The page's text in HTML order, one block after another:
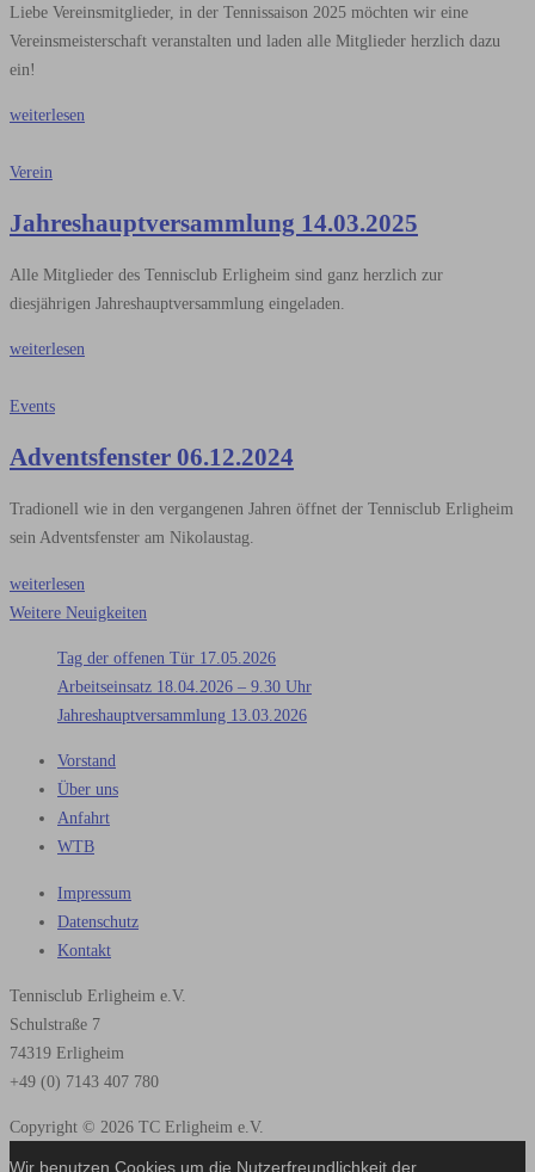
Liebe Vereinsmitglieder, in der Tennissaison 2025 möchten wir eine
Vereinsmeisterschaft veranstalten und laden alle Mitglieder herzlich dazu
ein!
weiterlesen
Verein
Jahreshauptversammlung 14.03.2025
Alle Mitglieder des Tennisclub Erligheim sind ganz herzlich zur
diesjährigen Jahreshauptversammlung eingeladen.
weiterlesen
Events
Adventsfenster 06.12.2024
Tradionell wie in den vergangenen Jahren öffnet der Tennisclub Erligheim
sein Adventsfenster am Nikolaustag.
weiterlesen
Weitere Neuigkeiten
Tag der offenen Tür 17.05.2026
Arbeitseinsatz 18.04.2026 – 9.30 Uhr
Jahreshauptversammlung 13.03.2026
Vorstand
Über uns
Anfahrt
WTB
Impressum
Datenschutz
Kontakt
Tennisclub Erligheim e.V.
Schulstraße 7
74319 Erligheim
+49 (0) 7143 407 780
Copyright © 2026 TC Erligheim e.V.
Wir benutzen Cookies um die Nutzerfreundlichkeit der